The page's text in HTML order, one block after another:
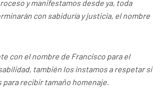
y manifestamos desde ya, toda
con sabiduría y justicia, el nombre
con el nombre de Francisco para el
también los instamos a respetar si
recibir tamaño homenaje.